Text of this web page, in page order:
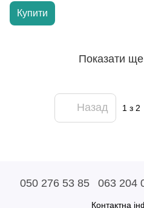
Купити
Показати ще
Назад 1 з 2
050 276 53 85 063 204
Контактна